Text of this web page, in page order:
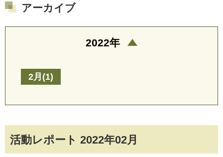
活動レポート 2022年02月
アーカイブ
2022年
2月(1)